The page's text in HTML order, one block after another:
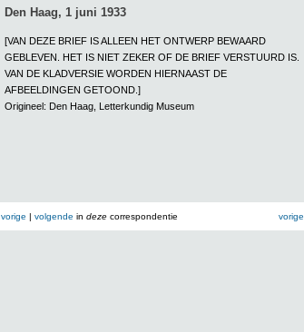
Den Haag, 1 juni 1933
[VAN DEZE BRIEF IS ALLEEN HET ONTWERP BEWAARD
GEBLEVEN. HET IS NIET ZEKER OF DE BRIEF VERSTUURD IS.
VAN DE KLADVERSIE WORDEN HIERNAAST DE
AFBEELDINGEN GETOOND.]
Origineel: Den Haag, Letterkundig Museum
vorige | volgende in dezecorrespondentie vorige